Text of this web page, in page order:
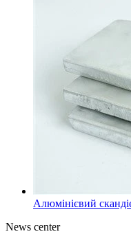
Алюмінієвий
News center